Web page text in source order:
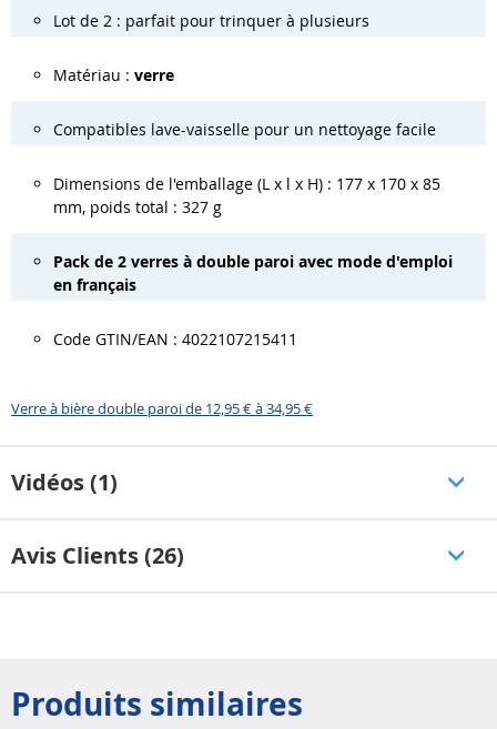
Lot de 2 : parfait pour trinquer à plusieurs
Matériau :verre
Compatibles lave-vaisselle pour un nettoyage facile
Dimensions de l'emballage (L x l x H) : 177 x 170 x 85
mm, poids total : 327 g
Pack de 2 verres à double paroi avec mode d'emploi
en français
Code GTIN/EAN : 4022107215411
Verre à bière double paroi de 12,95 € à 34,95 €
Vidéos (1)
Avis Clients (26)
Produits similaires